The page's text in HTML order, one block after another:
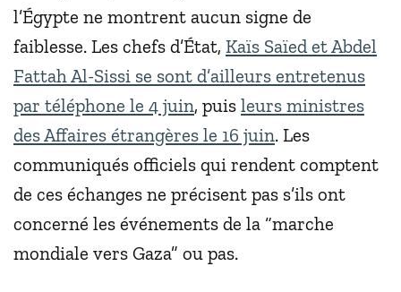
l’Égypte ne montrent aucun signe de
faiblesse. Les chefs d’État, Kaïs Saïed et Abdel
Fattah Al-Sissi se sont d’ailleurs entretenus
par téléphone le 4 juin, puis leurs ministres
des Affaires étrangères le 16 juin. Les
communiqués officiels qui rendent comptent
de ces échanges ne précisent pas s’ils ont
concerné les événements de la “marche
mondiale vers Gaza” ou pas.